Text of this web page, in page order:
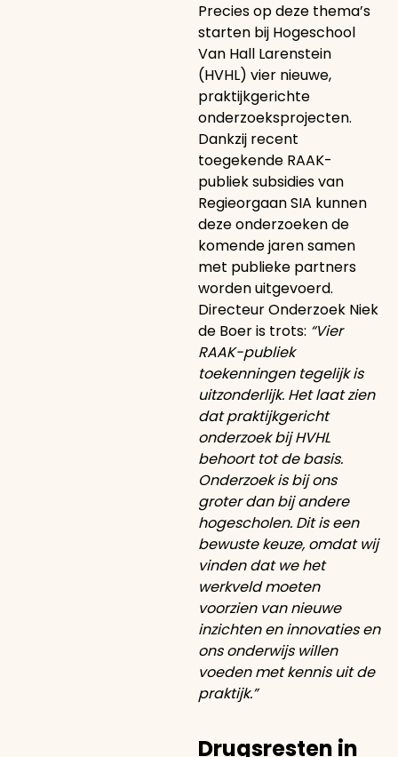
Precies op deze thema’s
starten bij Hogeschool
Van Hall Larenstein
(HVHL) vier nieuwe,
praktijkgerichte
onderzoeksprojecten.
Dankzij recent
toegekende RAAK-
publiek subsidies van
Regieorgaan SIA kunnen
deze onderzoeken de
komende jaren samen
met publieke partners
worden uitgevoerd.
Directeur Onderzoek Niek
de Boer is trots: “Vier
RAAK-publiek
toekenningen tegelijk is
uitzonderlijk. Het laat zien
dat praktijkgericht
onderzoek bij HVHL
behoort tot de basis.
Onderzoek is bij ons
groter dan bij andere
hogescholen. Dit is een
bewuste keuze, omdat wij
vinden dat we het
werkveld moeten
voorzien van nieuwe
inzichten en innovaties en
ons onderwijs willen
voeden met kennis uit de
praktijk.”
Drugsresten in